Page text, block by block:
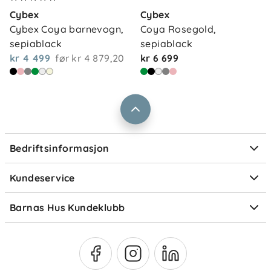
Cybex
Cybex Coya barnevogn,
sepiablack
kr 4 499 før kr 4 879,20
Cybex
Coya Rosegold,
sepiablack
kr 6 699
Bedriftsinformasjon
Våre butikker
Vårt samfunnsansvar
Jobbe i Barnas Hus
Størrelsesguider
Kundeservice
Frakt og levering
Retur og reklamasjon
Salgsbetingelser
Ofte stilte spørsmål
Om Klarna
Barnas Hus Kundeklubb
Medlemsvilkår